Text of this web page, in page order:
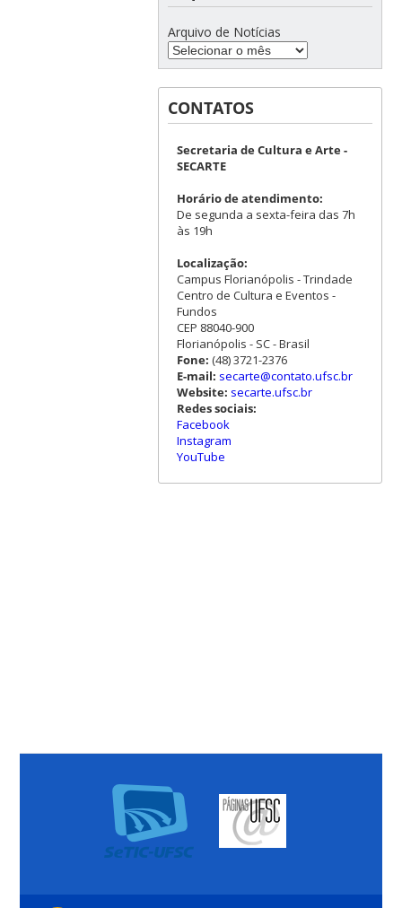
Arquivo de Notícias
CONTATOS
Secretaria de Cultura e Arte -
SECARTE
Horário de atendimento:
De segunda a sexta-feira das 7h
às 19h
Localização:
Campus Florianópolis - Trindade
Centro de Cultura e Eventos -
Fundos
CEP 88040-900
Florianópolis - SC - Brasil
Fone: (48) 3721-2376
E-mail: secarte@contato.ufsc.br
Website: secarte.ufsc.br
Redes sociais:
Facebook
Instagram
YouTube